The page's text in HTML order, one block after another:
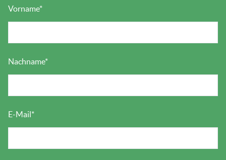
Vorname*
Nachname*
E-Mail *